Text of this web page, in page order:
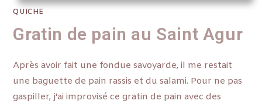
QUICHE
Gratin de pain au Saint Agur
Après avoir fait une fondue savoyarde, il me restait
une baguette de pain rassis et du salami. Pour ne pas
gaspiller, j'ai improvisé ce gratin de pain avec des